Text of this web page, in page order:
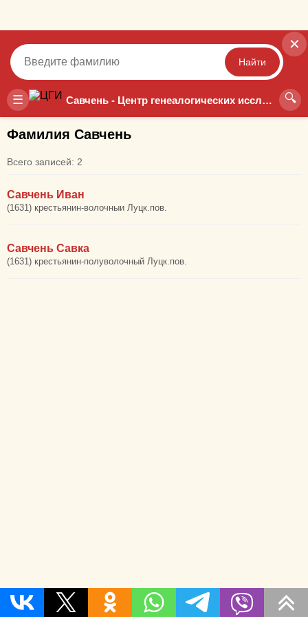
☰ Савчень - Центр генеалогических исследований 🔍
✕
Найти
Точный Неточный
Фамилия Савчень
Всего записей: 2
Савчень Иван
(1631) крестьянин-волочныи Луцк.пов.
Савчень Савка
(1631) крестьянин-полуволочный Луцк.пов.